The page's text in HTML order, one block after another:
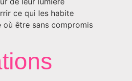
ce qui les habite
où être sans compromis